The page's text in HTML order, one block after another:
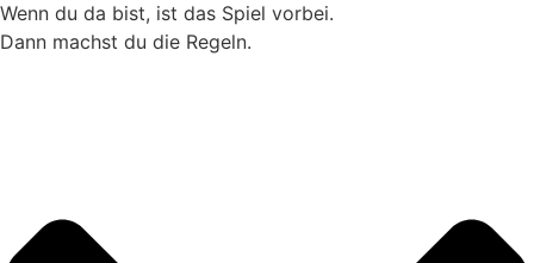
Wenn du da bist, ist das Spiel vorbei.
Dann machst du die Regeln.